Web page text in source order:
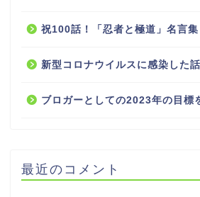
祝100話！「忍者と極道」名言集
新型コロナウイルスに感染した話
ブロガーとしての2023年の目標
最近のコメント